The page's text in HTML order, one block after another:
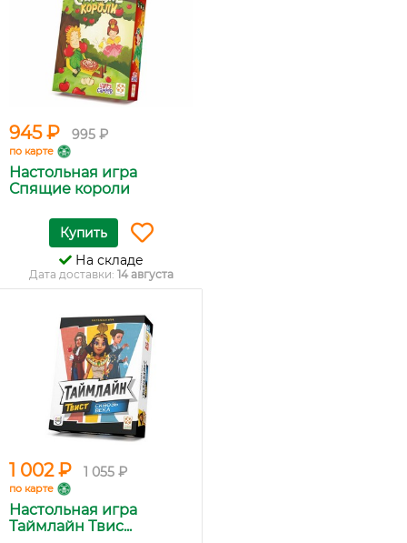
945 ₽ 995 ₽
по карте
Настольная игра
Спящие короли
Купить
На складе
Дата доставки: 14 августа
1 002 ₽ 1 055 ₽
по карте
Настольная игра
Таймлайн Твис...